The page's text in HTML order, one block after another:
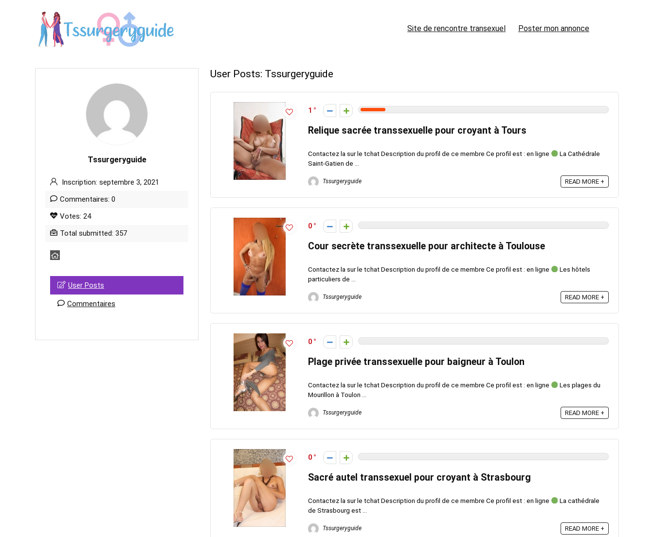
Site de rencontre transexuel Poster mon annonce
Tssurgeryguide
Inscription: septembre 3, 2021
Commentaires: 0
Votes: 24
Total submitted: 357
User Posts
Commentaires
User Posts: Tssurgeryguide
1
Relique sacrée transsexuelle pour croyant à Tours
Contactez la sur le tchat Description du profil de ce membre Ce profil est : en ligne
La Cathédrale
Saint-Gatien de ...
Tssurgeryguide READ MORE +
0
Cour secrète transsexuelle pour architecte à Toulouse
Contactez la sur le tchat Description du profil de ce membre Ce profil est : en ligne
Les hôtels
particuliers de ...
Tssurgeryguide READ MORE +
0
Plage privée transsexuelle pour baigneur à Toulon
Contactez la sur le tchat Description du profil de ce membre Ce profil est : en ligne
Les plages du
Mourillon à Toulon ...
Tssurgeryguide READ MORE +
0
Sacré autel transsexuel pour croyant à Strasbourg
Contactez la sur le tchat Description du profil de ce membre Ce profil est : en ligne
La cathédrale
de Strasbourg est ...
Tssurgeryguide READ MORE +